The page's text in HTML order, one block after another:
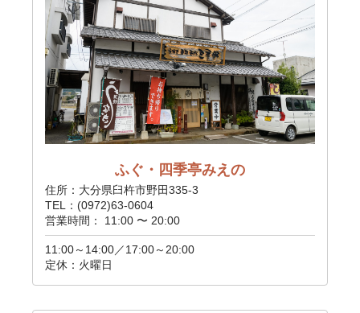
ふぐ・四季亭みえの
住所：大分県臼杵市野田335-3
TEL：(0972)63-0604
営業時間： 11:00 〜 20:00
11:00～14:00／17:00～20:00
定休：火曜日